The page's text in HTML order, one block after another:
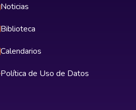
Noticias
Biblioteca
Calendarios
Política de Uso de Datos